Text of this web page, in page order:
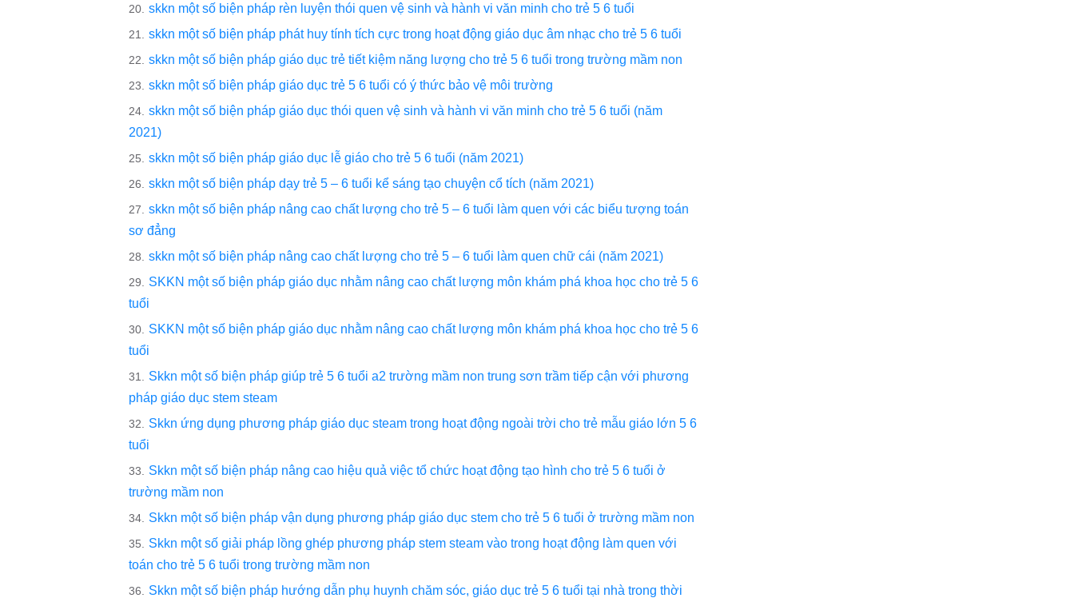
skkn một số biện pháp rèn luyện thói quen vệ sinh và hành vi văn minh cho trẻ 5 6 tuổi
skkn một số biện pháp phát huy tính tích cực trong hoạt động giáo dục âm nhạc cho trẻ 5 6 tuổi
skkn một số biện pháp giáo dục trẻ tiết kiệm năng lượng cho trẻ 5 6 tuổi trong trường mầm non
skkn một số biện pháp giáo dục trẻ 5 6 tuổi có ý thức bảo vệ môi trường
skkn một số biện pháp giáo dục thói quen vệ sinh và hành vi văn minh cho trẻ 5 6 tuổi (năm
2021)
skkn một số biện pháp giáo dục lễ giáo cho trẻ 5 6 tuổi (năm 2021)
skkn một số biện pháp dạy trẻ 5 – 6 tuổi kể sáng tạo chuyện cổ tích (năm 2021)
skkn một số biện pháp nâng cao chất lượng cho trẻ 5 – 6 tuổi làm quen với các biểu tượng toán
sơ đẳng
skkn một số biện pháp nâng cao chất lượng cho trẻ 5 – 6 tuổi làm quen chữ cái (năm 2021)
SKKN một số biện pháp giáo dục nhằm nâng cao chất lượng môn khám phá khoa học cho trẻ 5 6
tuổi
SKKN một số biện pháp giáo dục nhằm nâng cao chất lượng môn khám phá khoa học cho trẻ 5 6
tuổi
Skkn một số biện pháp giúp trẻ 5 6 tuổi a2 trường mầm non trung sơn trầm tiếp cận với phương
pháp giáo dục stem steam
Skkn ứng dụng phương pháp giáo dục steam trong hoạt động ngoài trời cho trẻ mẫu giáo lớn 5 6
tuổi
Skkn một số biện pháp nâng cao hiệu quả việc tổ chức hoạt động tạo hình cho trẻ 5 6 tuổi ở
trường mầm non
Skkn một số biện pháp vận dụng phương pháp giáo dục stem cho trẻ 5 6 tuổi ở trường mầm non
Skkn một số giải pháp lồng ghép phương pháp stem steam vào trong hoạt động làm quen với
toán cho trẻ 5 6 tuổi trong trường mầm non
Skkn một số biện pháp hướng dẫn phụ huynh chăm sóc, giáo dục trẻ 5 6 tuổi tại nhà trong thời